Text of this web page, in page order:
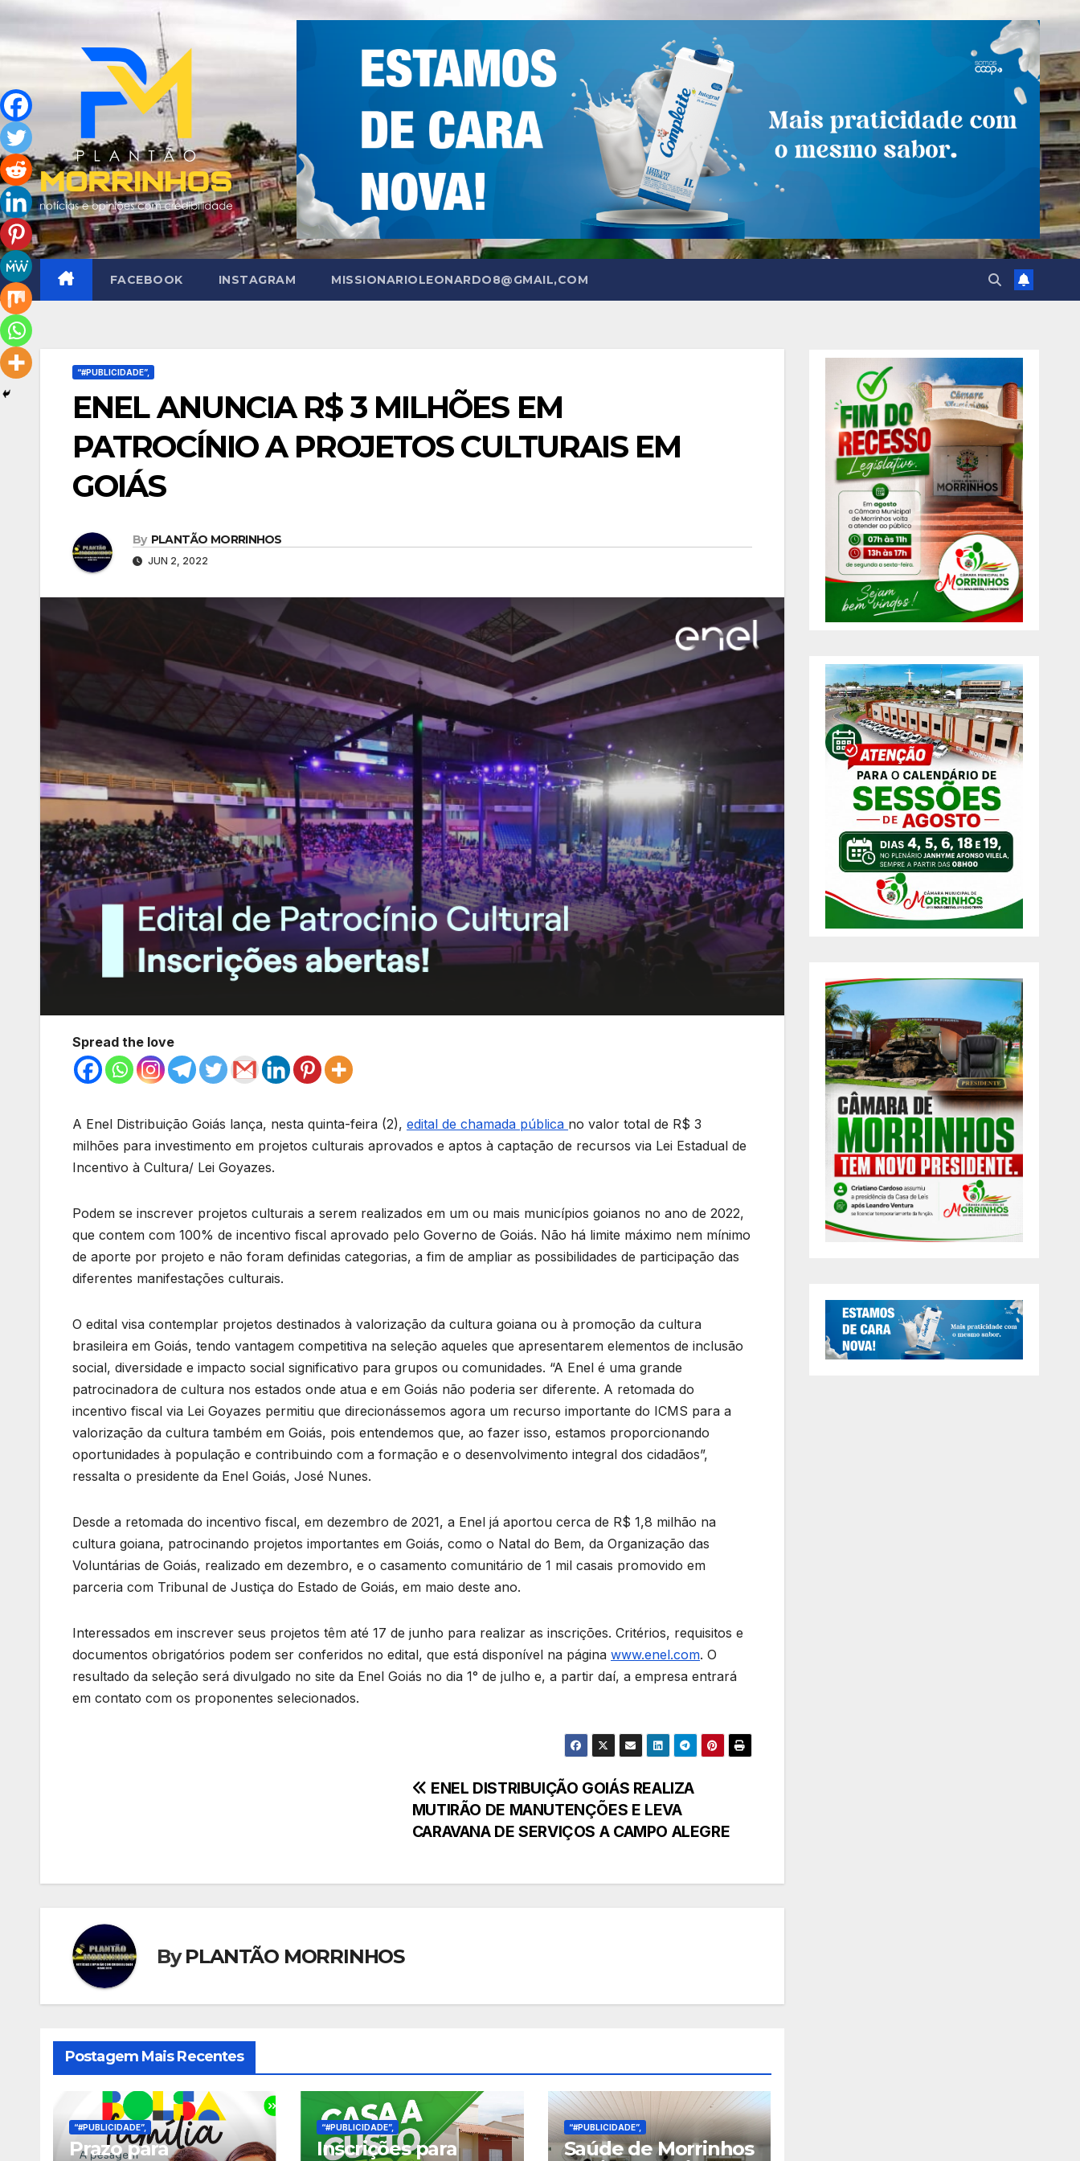
Skip
to
content
FACEBOOK INSTAGRAM MISSIONARIOLEONARDO8@GMAIL,COM
“#PUBLICIDADE”,
ENEL ANUNCIA R$ 3 MILHÕES EM
PATROCÍNIO A PROJETOS CULTURAIS EM
GOIÁS
By PLANTÃO MORRINHOS
JUN 2, 2022
Spread the love
A Enel Distribuição Goiás lança, nesta quinta-feira (2), edital de chamada pública no valor total de R$ 3
milhões para investimento em projetos culturais aprovados e aptos à captação de recursos via Lei Estadual de
Incentivo à Cultura/ Lei Goyazes.
Podem se inscrever projetos culturais a serem realizados em um ou mais municípios goianos no ano de 2022,
que contem com 100% de incentivo fiscal aprovado pelo Governo de Goiás. Não há limite máximo nem mínimo
de aporte por projeto e não foram definidas categorias, a fim de ampliar as possibilidades de participação das
diferentes manifestações culturais.
O edital visa contemplar projetos destinados à valorização da cultura goiana ou à promoção da cultura
brasileira em Goiás, tendo vantagem competitiva na seleção aqueles que apresentarem elementos de inclusão
social, diversidade e impacto social significativo para grupos ou comunidades. “A Enel é uma grande
patrocinadora de cultura nos estados onde atua e em Goiás não poderia ser diferente. A retomada do
incentivo fiscal via Lei Goyazes permitiu que direcionássemos agora um recurso importante do ICMS para a
valorização da cultura também em Goiás, pois entendemos que, ao fazer isso, estamos proporcionando
oportunidades à população e contribuindo com a formação e o desenvolvimento integral dos cidadãos”,
ressalta o presidente da Enel Goiás, José Nunes.
Desde a retomada do incentivo fiscal, em dezembro de 2021, a Enel já aportou cerca de R$ 1,8 milhão na
cultura goiana, patrocinando projetos importantes em Goiás, como o Natal do Bem, da Organização das
Voluntárias de Goiás, realizado em dezembro, e o casamento comunitário de 1 mil casais promovido em
parceria com Tribunal de Justiça do Estado de Goiás, em maio deste ano.
Interessados em inscrever seus projetos têm até 17 de junho para realizar as inscrições. Critérios, requisitos e
documentos obrigatórios podem ser conferidos no edital, que está disponível na página www.enel.com. O
resultado da seleção será divulgado no site da Enel Goiás no dia 1° de julho e, a partir daí, a empresa entrará
em contato com os proponentes selecionados.
ENEL DISTRIBUIÇÃO GOIÁS REALIZA
MUTIRÃO DE MANUTENÇÕES E LEVA
CARAVANA DE SERVIÇOS A CAMPO ALEGRE
ByPLANTÃO MORRINHOS
Postagem Mais Recentes
“#PUBLICIDADE”,
Prazo para
“#PUBLICIDADE”,
Inscrições para
“#PUBLICIDADE”,
Saúde de Morrinhos